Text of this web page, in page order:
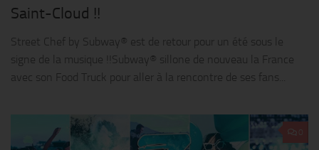
Saint-Cloud !!
Street Chef by Subway® est de retour pour un été sous le
signe de la musique !!Subway® sillone de nouveau la France
avec son Food Truck pour aller à la rencontre de ses fans...